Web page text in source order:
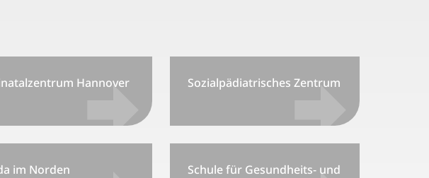
Hannover Sozialpädiatrisches Zentrum
im Norden
Schule für Gesundheits- und